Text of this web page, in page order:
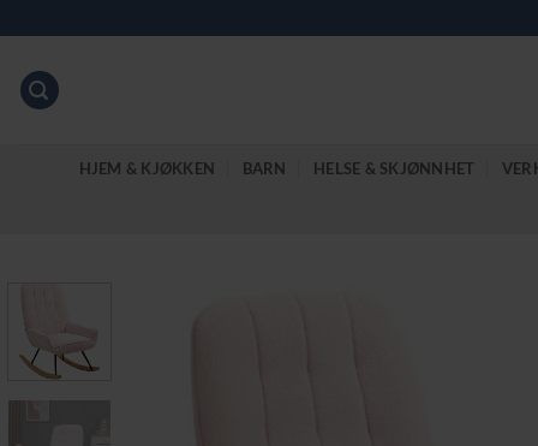
to
content
HJEM & KJØKKEN BARN HELSE & SKJØNNHET